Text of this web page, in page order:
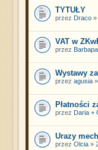
TYTUŁY
przez Draco»
VAT w
przez
Wystawy
przez agusia»
Płatności
przez Daria +
Urazy
przez Olcia»